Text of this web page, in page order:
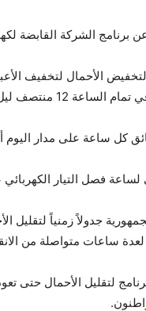
برنامج الشركة القابضة
الأحمال لتخفيف
ليل أمس السبت.
جدولاً زمنياً
ساعات متواصلة من
لتقليل الأحمال حتى